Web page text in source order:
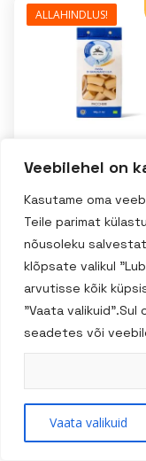
Veebilehel on
Kasutame oma
Teile parimat
nõusoleku
klõpsate valikul
arvutisse kõik
"Vaata valikuid".Sul
seadetes või
Vaata valikuid
ALLAHINDLUS!
Alce Nero
PACCHERI
Gragnano
500g
ALLAHINDLUS!